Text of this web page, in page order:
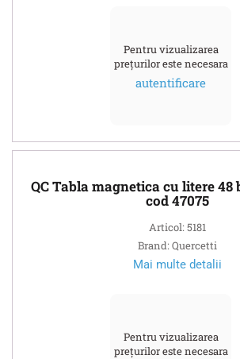
Pentru vizualizarea
prețurilor este necesara
autentificare
QC Tabla magnetica cu litere 48
cod 47075
Articol: 5181
Brand: Quercetti
Mai multe detalii
Pentru vizualizarea
prețurilor este necesara